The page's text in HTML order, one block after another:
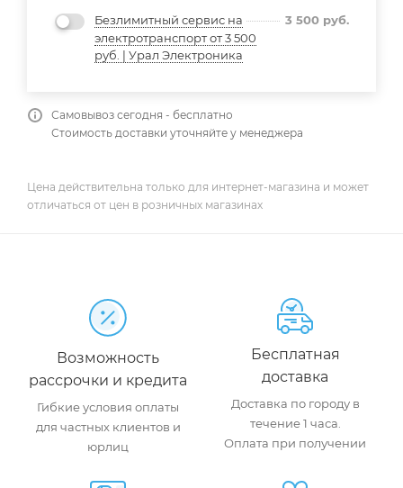
Безлимитный сервис на
электротранспорт от 3 500
руб. | Урал Электроника
3 500 руб.
Самовывоз сегодня - бесплатно
Стоимость доставки уточняйте у менеджера
Цена действительна только для интернет-магазина и может
отличаться от цен в розничных магазинах
Возможность
рассрочки и кредита
Гибкие условия оплаты
для частных клиентов и
юрлиц
Бесплатная
доставка
Доставка по городу в
течение 1 часа.
Оплата при получении